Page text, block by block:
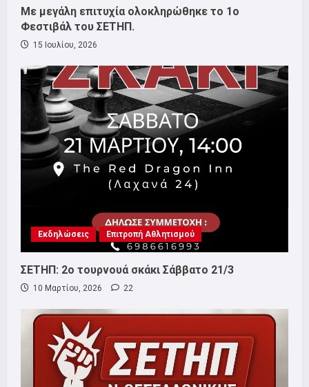
Με μεγάλη επιτυχία ολοκληρώθηκε το 1ο
Φεστιβάλ του ΣΕΤΗΠ.
15 Ιουλίου, 2026
Εκδηλώσεις Επιτροπή Αθλητισμού
ΣΕΤΗΠ: 2ο τουρνουά σκάκι Σάββατο 21/3
10 Μαρτίου, 2026 22